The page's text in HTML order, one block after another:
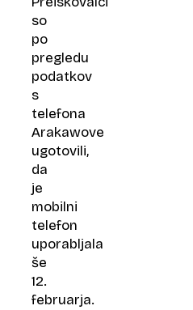
so
po
pregledu
podatkov
s
telefona
Arakawove
ugotovili,
da
je
mobilni
telefon
uporabljala
še
12.
februarja.